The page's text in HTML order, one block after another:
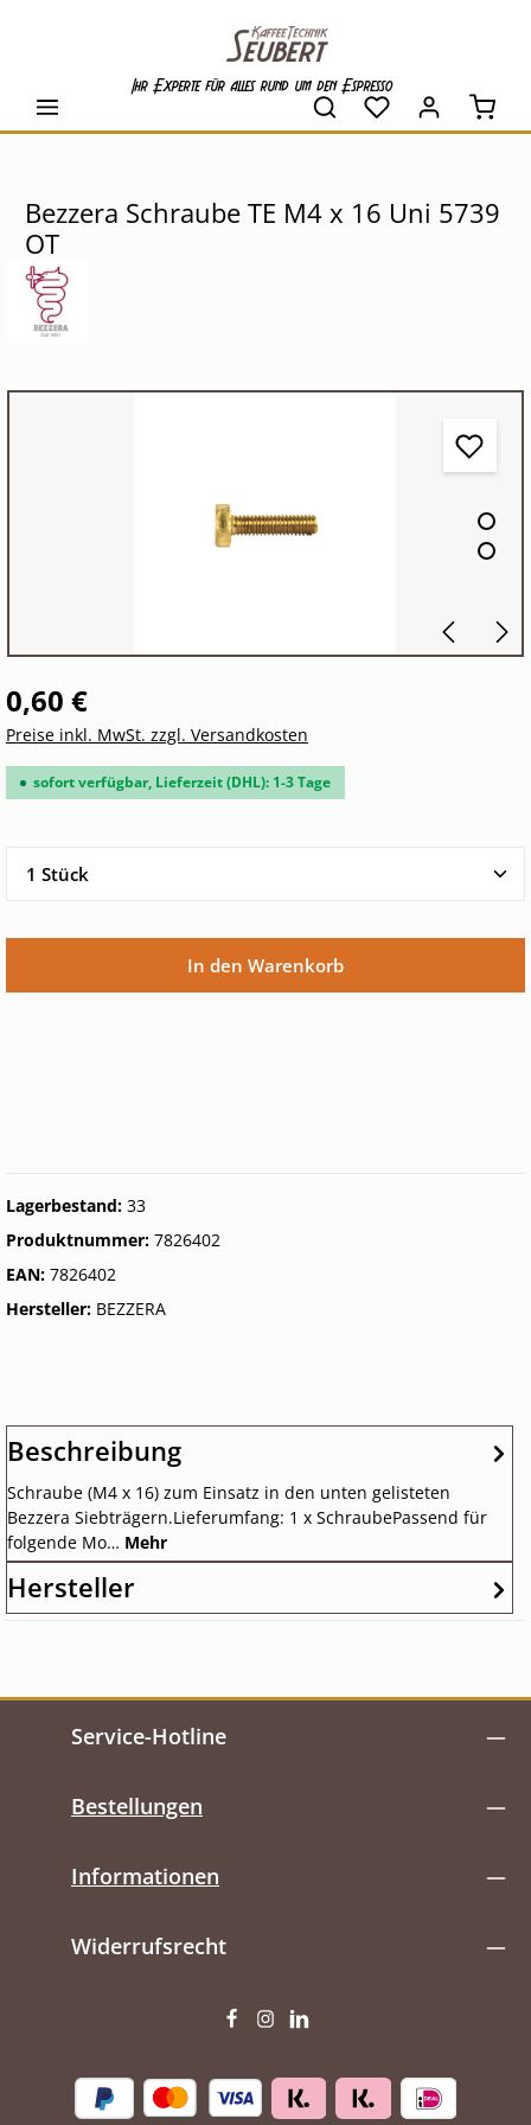
Ihr Experte für alles rund um den Espresso
Bezzera Schraube TE M4 x 16 Uni 5739
OT
0,60 €
Preise inkl. MwSt. zzgl. Versandkosten
sofort verfügbar, Lieferzeit (DHL): 1-3 Tage
Produkt Anzahl: Gib den gewünschten Wert ein
In den Warenkorb
Lagerbestand: 33
Produktnummer: 7826402
EAN: 7826402
Hersteller: BEZZERA
Beschreibung
Schraube (M4 x 16) zum Einsatz in den unten gelisteten
Bezzera Siebträgern.Lieferumfang: 1 x SchraubePassend für
folgende Mo… Mehr
Hersteller
Service-Hotline
Bestellungen
Informationen
Widerrufsrecht